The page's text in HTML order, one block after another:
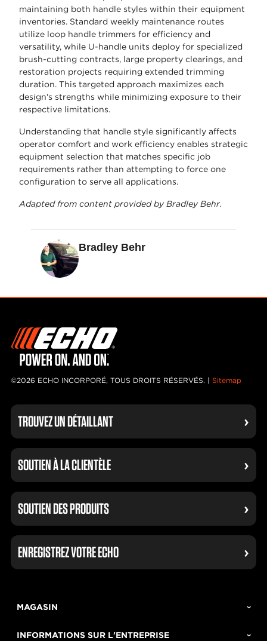
maintaining both handle styles within their equipment
inventories. Standard weekly maintenance routes
utilize loop handle trimmers for efficiency and
versatility, while U-handle units deploy for specialized
brush-cutting contracts, large property clearings, and
restoration projects requiring extended trimming
duration. This targeted approach maximizes each
design's strengths while minimizing exposure to their
respective limitations.
Understanding that handle style significantly affects
operator comfort and work efficiency enables strategic
equipment selection that matches specific job
requirements rather than attempting to force one
configuration to serve all applications.
Adapted from content provided by Bradley Behr.
Bradley Behr
©2026 ECHO INCORPORÉ, TOUS DROITS RÉSERVÉS. | Sitemap
TROUVEZ UN DÉTAILLANT
SOUTIEN À LA CLIENTÈLE
SOUTIEN DES PRODUITS
ENREGISTREZ VOTRE ECHO
MAGASIN
INFORMATIONS SUR L'ENTREPRISE